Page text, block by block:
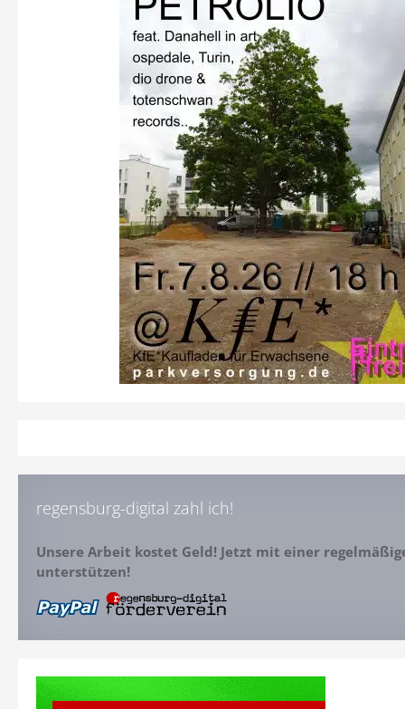
regensburg-digital zahl ich!
Unsere Arbeit kostet Geld! Jetzt mit einer
unterstützen!